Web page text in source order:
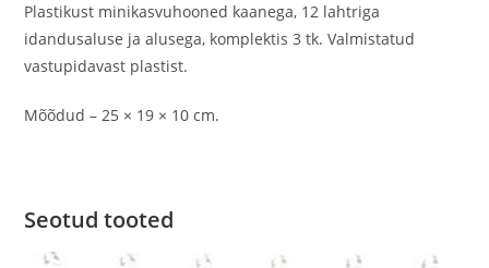
Plastikust minikasvuhooned kaanega, 12 lahtriga
idandusaluse ja alusega, komplektis 3 tk. Valmistatud
vastupidavast plastist.
Mõõdud – 25 × 19 × 10 cm.
Seotud tooted